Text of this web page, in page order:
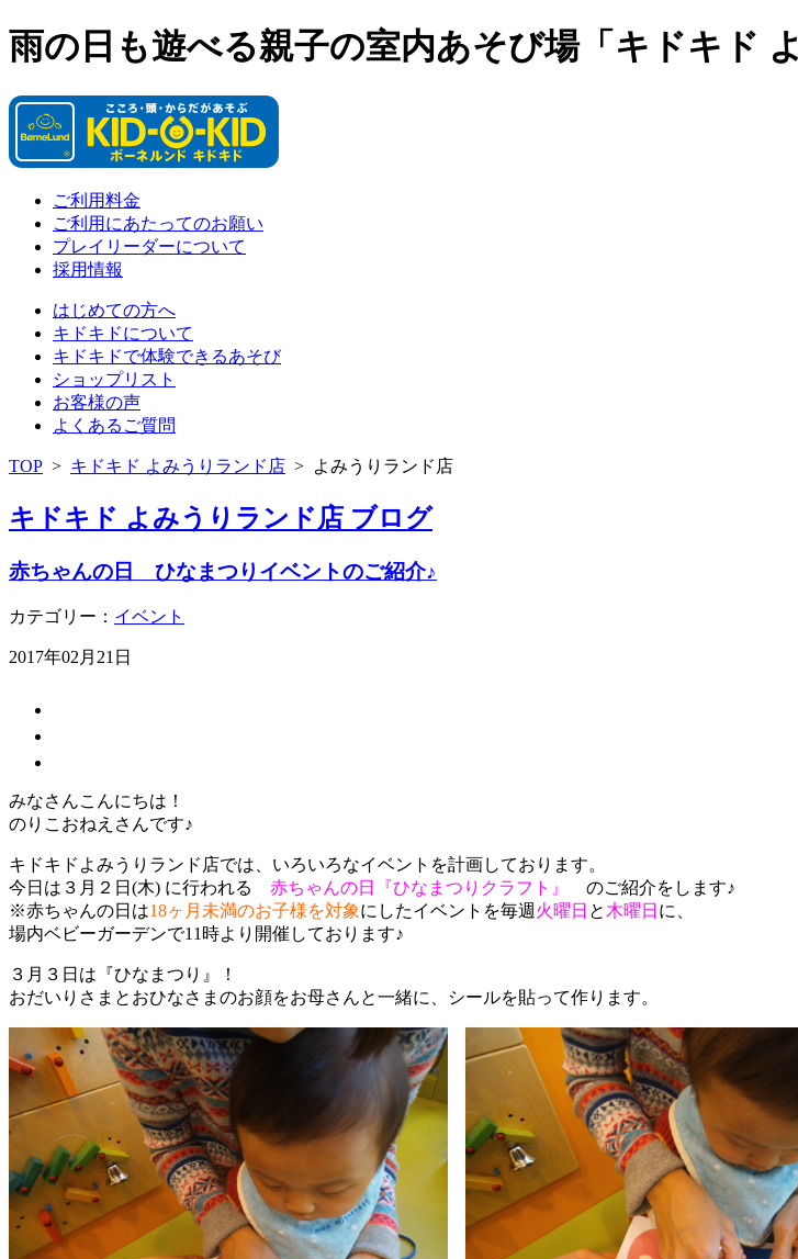
雨の日も遊べる親子の室内あそび場「キドキド
ご利用料金
ご利用にあたってのお願い
プレイリーダーについて
採用情報
はじめての方へ
キドキドについて
キドキドで体験できるあそび
ショップリスト
お客様の声
よくあるご質問
TOP > キドキド よみうりランド店 > よみうりランド店
キドキド よみうりランド店 ブログ
赤ちゃんの日 ひなまつりイベントのご紹介♪
カテゴリー： イベント
2017年02月21日
みなさんこんにちは！
のりこおねえさんです♪
キドキドよみうりランド店では、いろいろなイベントを計画しております。
今日は３月２日(木) に行われる 赤ちゃんの日『ひなまつりクラフト』 のご紹介をします♪
※赤ちゃんの日は18ヶ月未満のお子様を対象にしたイベントを毎週火曜日 と木曜日 に、
場内ベビーガーデンで11時より開催しております♪
３月３日は『ひなまつり』！
おだいりさまとおひなさまのお顔をお母さんと一緒に、シールを貼って作ります。